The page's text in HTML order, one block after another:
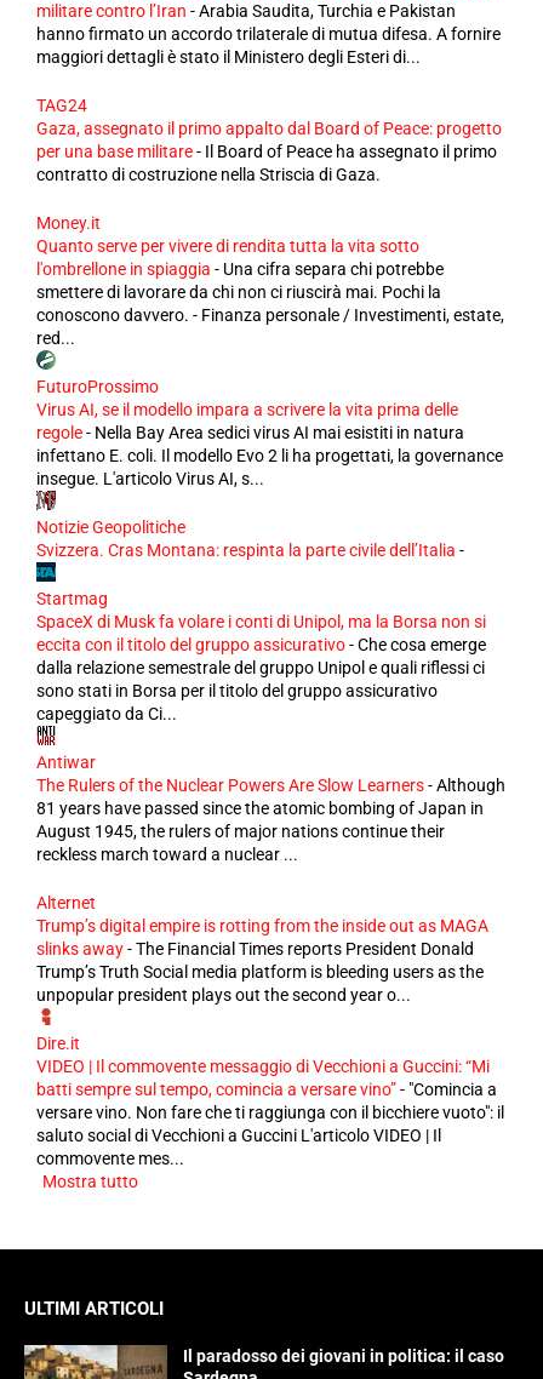
militare contro l’Iran -Arabia Saudita, Turchia e Pakistan
hanno firmato un accordo trilaterale di mutua difesa. A fornire
maggiori dettagli è stato il Ministero degli Esteri di...
TAG24
Gaza, assegnato il primo appalto dal Board of Peace: progetto
per una base militare- Il Board of Peace ha assegnato il primo
contratto di costruzione nella Striscia di Gaza.
Money.it
Quanto serve per vivere di rendita tutta la vita sotto
l'ombrellone in spiaggia - Una cifra separa chi potrebbe
smettere di lavorare da chi non ci riuscirà mai. Pochi la
conoscono davvero. - Finanza personale / Investimenti, estate,
red...
FuturoProssimo
Virus AI, se il modello impara a scrivere la vita prima delle
regole- Nella Bay Area sedici virus AI mai esistiti in natura
infettano E. coli. Il modello Evo 2 li ha progettati, la governance
insegue. L'articolo Virus AI, s...
Notizie Geopolitiche
Svizzera. Cras Montana: respinta la parte civile dell’Italia -
Startmag
SpaceX di Musk fa volare i conti di Unipol, ma la Borsa non si
eccita con il titolo del gruppo assicurativo-Che cosa emerge
dalla relazione semestrale del gruppo Unipol e quali riflessi ci
sono stati in Borsa per il titolo del gruppo assicurativo
capeggiato da Ci...
Antiwar
The Rulers of the Nuclear Powers Are Slow Learners-Although
81 years have passed since the atomic bombing of Japan in
August 1945, the rulers of major nations continue their
reckless march toward a nuclear ...
Alternet
Trump’s digital empire is rotting from the inside out as MAGA
slinks away-The Financial Times reports President Donald
Trump’s Truth Social media platform is bleeding users as the
unpopular president plays out the second year o...
Dire.it
VIDEO | Il commovente messaggio di Vecchioni a Guccini: “Mi
batti sempre sul tempo, comincia a versare vino”- "Comincia a
versare vino. Non fare che ti raggiunga con il bicchiere vuoto": il
saluto social di Vecchioni a Guccini L'articolo VIDEO | Il
commovente mes...
Mostra tutto
ULTIMI ARTICOLI
Il paradosso dei giovani in politica: il caso